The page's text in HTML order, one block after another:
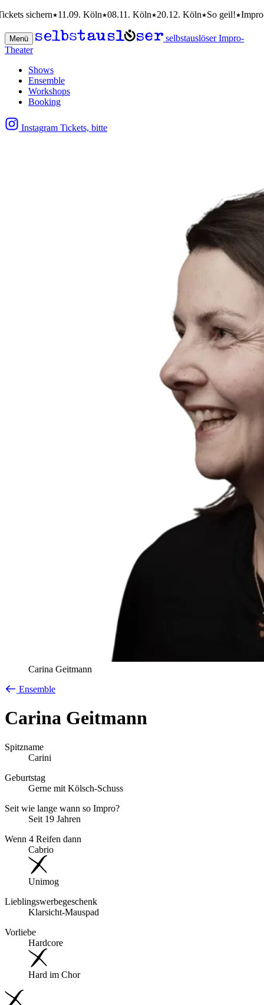
sichern 11.09. Köln 08.11. Köln 20.12. Köln So geil! Impro-
Menü
selbstauslöser Impro-
Theater
Shows
Ensemble
Workshops
Booking
Instagram Tickets, bitte
Carina Geitmann
Ensemble
Carina Geitmann
Spitzname
Carini
Geburtstag
Gerne mit Kölsch-Schuss
Seit wie lange wann so Impro?
Seit 19 Jahren
Wenn 4 Reifen dann
Cabrio
Unimog
Lieblingswerbegeschenk
Klarsicht-Mauspad
Vorliebe
Hardcore
Hard im Chor